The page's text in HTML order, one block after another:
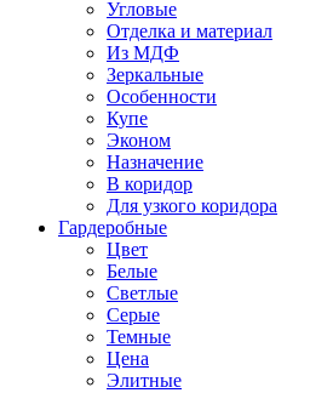
Угловые
Отделка и материал
Из МДФ
Зеркальные
Особенности
Купе
Эконом
Назначение
В коридор
Для узкого коридора
Гардеробные
Цвет
Белые
Светлые
Серые
Темные
Цена
Элитные